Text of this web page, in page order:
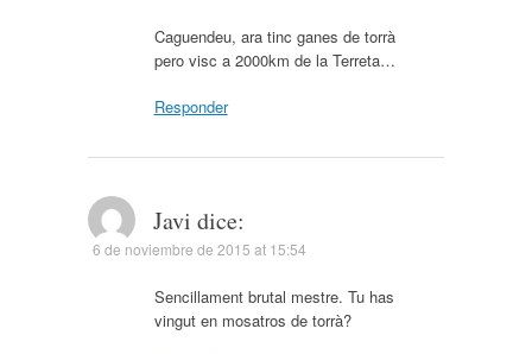
Caguendeu, ara tinc ganes de torrà
pero visc a 2000km de la Terreta…
Responder
Javi dice:
6 de noviembre de 2015 at 15:54
Sencillament brutal mestre. Tu has
vingut en mosatros de torrà?